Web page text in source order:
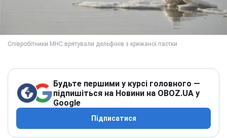
Будьте першими у курсі головного —
підпишіться на Новини на OBOZ.UA у
Google
Підписатися